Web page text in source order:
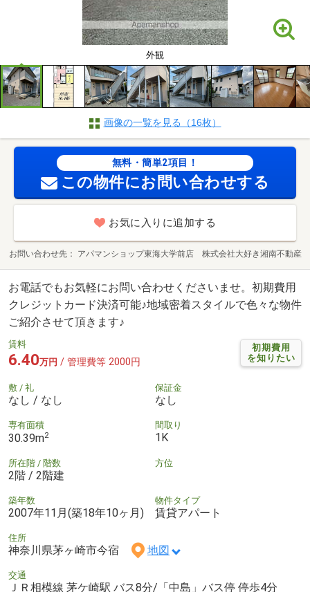
外観
画像の一覧を見る（16枚）
無料・簡単2項目！
この物件にお問い合わせする
お気に入りに追加する
お問い合わせ先 アパマンショップ東海大学前店 株式会社大好き湘南不動産
お電話でもお気軽にお問い合わせくださいませ。初期費用
クレジットカード決済可能♪地域密着スタイルで色々な物件
ご紹介させて頂きます♪
初期費用
を知りたい
賃料
6.40万円 / 管理費等 2000円
敷 / 礼
なし / なし
保証金
なし
専有面積
30.39m2
間取り
1K
所在階 / 階数
2階 / 2階建
方位
築年数
2007年11月(築18年10ヶ月)
物件タイプ
賃貸アパート
住所
神奈川県茅ヶ崎市今宿 地図
交通
ＪＲ相模線 茅ケ崎駅 バス8分/「中島」バス停 停歩4分